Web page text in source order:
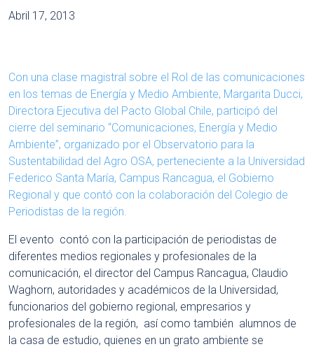
Abril 17, 2013
Con una clase magistral sobre el Rol de las comunicaciones
en los temas de Energía y Medio Ambiente, Margarita Ducci,
Directora Ejecutiva del Pacto Global Chile, participó del
cierre del seminario “Comunicaciones, Energía y Medio
Ambiente”, organizado por el Observatorio para la
Sustentabilidad del Agro OSA, perteneciente a la Universidad
Federico Santa María, Campus Rancagua, el Gobierno
Regional y que contó con la colaboración del Colegio de
Periodistas de la región.
El evento contó con la participación de periodistas de
diferentes medios regionales y profesionales de la
comunicación, el director del Campus Rancagua, Claudio
Waghorn, autoridades y académicos de la Universidad,
funcionarios del gobierno regional, empresarios y
profesionales de la región, así como también alumnos de
la casa de estudio, quienes en un grato ambiente se